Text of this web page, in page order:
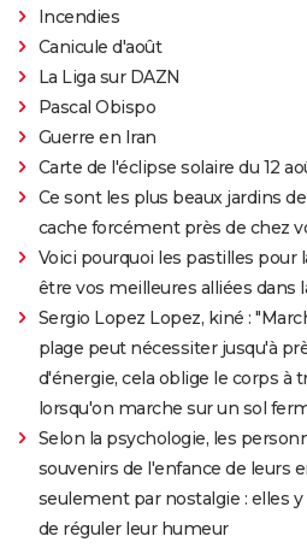
Incendies
Canicule d'août
La Liga sur DAZN
Pascal Obispo
Guerre en Iran
Carte de l'éclipse solaire du 12
Ce sont les plus beaux jardins
cache forcément près de chez
Voici pourquoi les pastilles pour
être vos meilleures alliées dans
Sergio Lopez Lopez, kiné :
plage peut nécessiter jusqu'à
d'énergie, cela oblige le corps à
lorsqu'on marche sur un sol
Selon la psychologie, les
souvenirs de l'enfance de leurs
seulement par nostalgie : elles
de réguler leur humeur